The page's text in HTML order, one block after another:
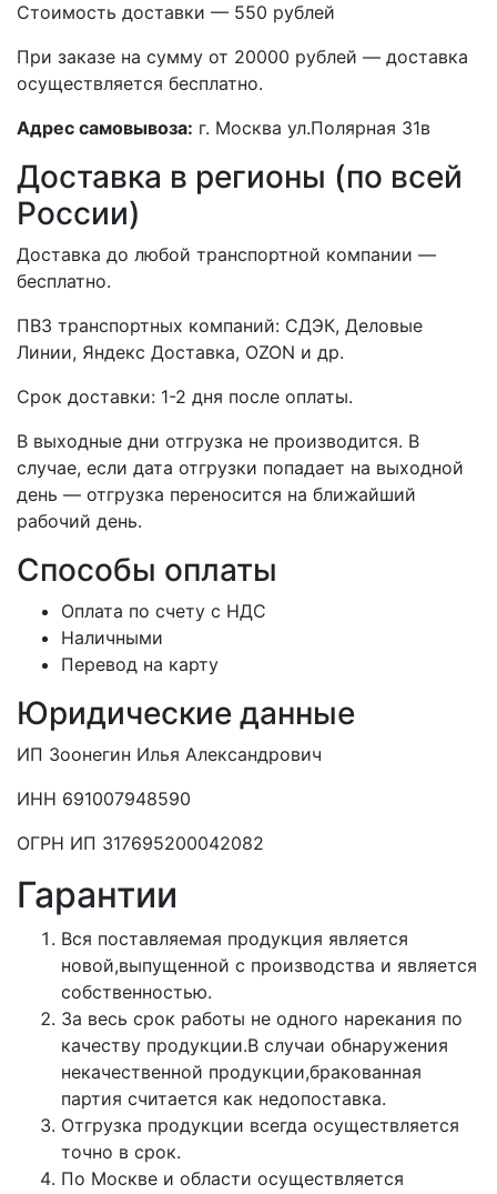
Стоимость доставки — 550 рублей
При заказе на сумму от 20000 рублей — доставка
осуществляется бесплатно.
Адрес самовывоза: г. Москва ул.Полярная 31в
Доставка в регионы (по всей
России)
Доставка до любой транспортной компании —
бесплатно.
ПВЗ транспортных компаний: СДЭК, Деловые
Линии, Яндекс Доставка, OZON и др.
Срок доставки: 1-2 дня после оплаты.
В выходные дни отгрузка не производится. В
случае, если дата отгрузки попадает на выходной
день — отгрузка переносится на ближайший
рабочий день.
Способы оплаты
Оплата по счету с НДС
Наличными
Перевод на карту
Юридические данные
ИП Зоонегин Илья Александрович
ИНН 691007948590
ОГРН ИП 317695200042082
Гарантии
Вся поставляемая продукция является
новой,выпущенной с производства и является
собственностью.
За весь срок работы не одного нарекания по
качеству продукции.В случаи обнаружения
некачественной продукции,бракованная
партия считается как недопоставка.
Отгрузка продукции всегда осуществляется
точно в срок.
По Москве и области осуществляется